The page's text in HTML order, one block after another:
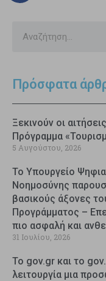
Πρόσφατα
Ξεκινούν οι
Πρόγραμμα
5 Αυγούστου, 2026
Το Υπουργείο
Νοημοσύνης
βασικούς άξονες
Προγράμματος –
πιο ασφαλή και
31 Ιουλίου, 2026
Το gov.gr και το
λειτουργία μια